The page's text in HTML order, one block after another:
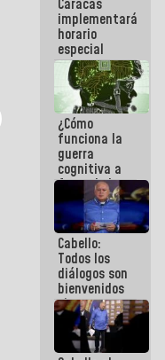
Aeropuerto
Internacional
de
Maiquetía
Caracas
implementará
horario
especial
para
adaptarse
al plan de
ahorro
energético
¿Cómo
funciona la
guerra
cognitiva a
favor de la
narrativa
hegemónica?
(1)
Cabello:
Todos los
diálogos son
bienvenidos
siempre que
estén en el
marco de la
Constitución